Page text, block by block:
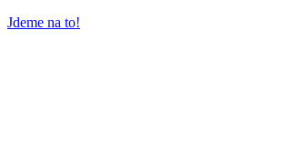
Jdeme na to!